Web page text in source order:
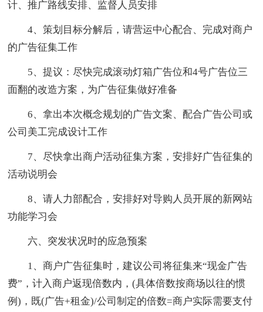
计、推广路线安排、监督人员安排
4、策划目标分解后，请营运中心配合、完成对商户
的广告征集工作
5、提议：尽快完成滚动灯箱广告位和4号广告位三
面翻的改造方案，为广告征集做好准备
6、拿出本次概念规划的广告文案、配合广告公司或
公司美工完成设计工作
7、尽快拿出商户活动征集方案，安排好广告征集的
活动说明会
8、请人力部配合，安排好对导购人员开展的新网站
功能学习会
六、突发状况时的应急预案
1、商户广告征集时，建议公司将征集来“现金广告
费”，计入商户返现倍数内，(具体倍数按商场以往的惯
例)，既(广告+租金)/公司制定的倍数=商户实际需要支付